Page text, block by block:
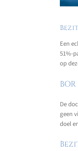
Een
51%-
op
BOR
De
geen
doel